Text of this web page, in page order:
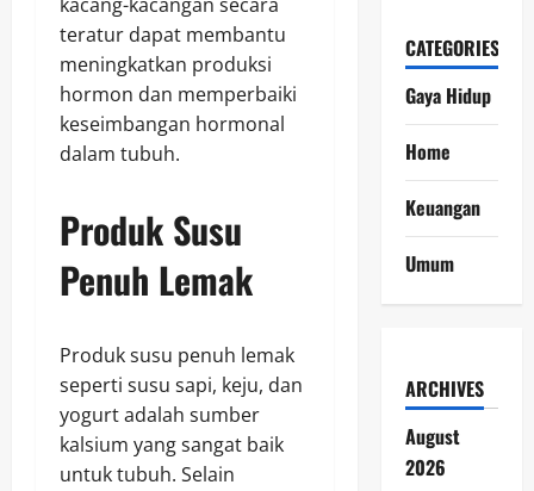
teratur dapat membantu
meningkatkan produksi
hormon dan memperbaiki
keseimbangan hormonal
dalam tubuh.
Produk Susu
Penuh Lemak
Produk susu penuh lemak
seperti susu sapi, keju, dan
yogurt adalah sumber
kalsium yang sangat baik
untuk tubuh. Selain
CATEGORIES
Gaya Hidup
Home
Keuangan
Umum
ARCHIVES
August
2026